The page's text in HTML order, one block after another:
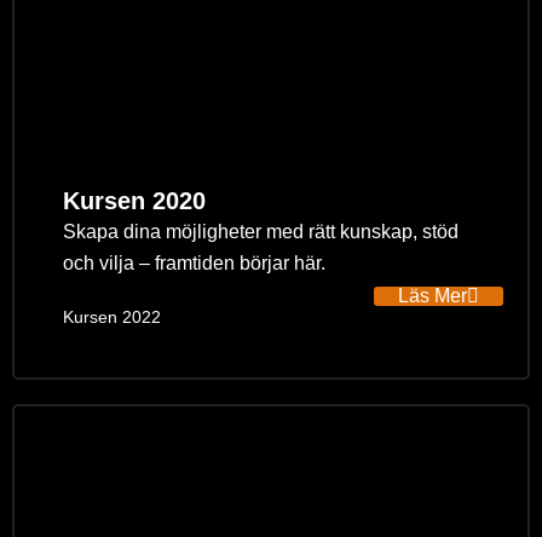
Kursen 2020
Skapa dina möjligheter med rätt kunskap, stöd
och vilja – framtiden börjar här.
Kursen 2022
Läs Mer